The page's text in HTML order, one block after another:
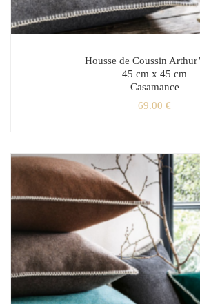
Housse de Coussin
45 cm x 45 cm
Casamance
69.00 €